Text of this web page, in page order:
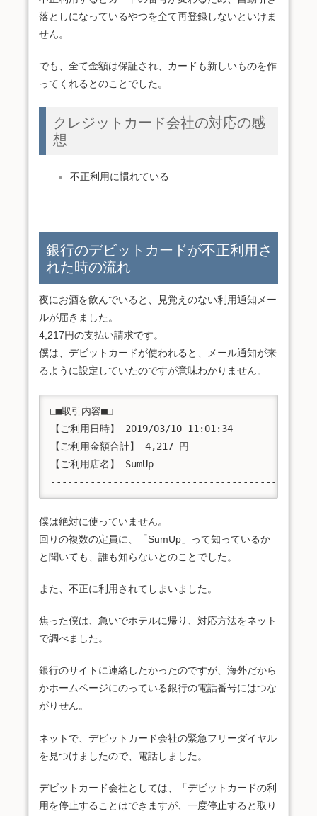
落としになっているやつを全て再登録しないといけま
せん。
でも、全て金額は保証され、カードも新しいものを作
ってくれるとのことでした。
クレジットカード会社の対応の感
想
不正利用に慣れている
銀行のデビットカードが不正利用さ
れた時の流れ
夜にお酒を飲んでいると、見覚えのない利用通知メー
ルが届きました。
4,217円の支払い請求です。
僕は、デビットカードが使われると、メール通知が来
るように設定していたのですが意味わかりません。
□■取引内容
【ご利用日時】 2019/03/10 11:01:34
【ご利用金額合計】 4,217 円
【ご利用店名】 SumUp
僕は絶対に使っていません。
回りの複数の定員に、「SumUp」って知っているか
と聞いても、誰も知らないとのことでした。
また、不正に利用されてしまいました。
焦った僕は、急いでホテルに帰り、対応方法をネット
で調べました。
銀行のサイトに連絡したかったのですが、海外だから
かホームページにのっている銀行の電話番号にはつな
がりせん。
ネットで、デビットカード会社の緊急フリーダイヤル
を見つけましたので、電話しました。
デビットカード会社としては、「デビットカードの利
用を停止することはできますが、一度停止すると取り